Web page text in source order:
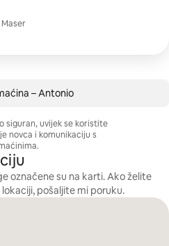
Maser
– Antonio
siguran, uvijek se koristite
novca i komunikaciju s
označene su na karti. Ako želite
pošaljite mi poruku.